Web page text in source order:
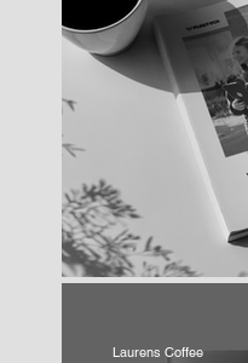
Laurens Coffee